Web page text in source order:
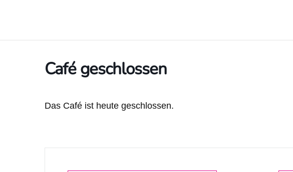
Café geschlossen
Das Café ist heute geschlossen.